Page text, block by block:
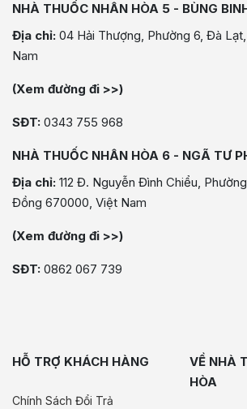
NHÀ THUỐC NHÂN HÒA 5 - BÙNG
Địa chỉ: 04 Hải Thượng, Phường 6, Đà
Nam
(Xem đường đi >>)
SĐT: 0343 755 968
NHÀ THUỐC NHÂN HÒA 6 - NGÃ TƯ
Địa chỉ: 112 Đ. Nguyễn Đình Chiểu,
Đồng 670000, Việt Nam
(Xem đường đi >>)
SĐT: 0862 067 739
HỖ TRỢ KHÁCH HÀNG
Chính Sách Đổi Trả
VỀ NHÀ
HÒA